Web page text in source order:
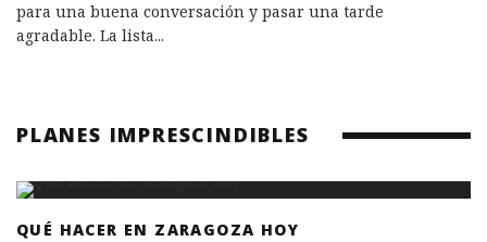
para una buena conversación y pasar una tarde
agradable. La lista...
PLANES IMPRESCINDIBLES
QUÉ HACER EN ZARAGOZA HOY